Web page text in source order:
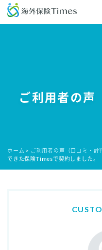
ご利用者の声
ホーム > ご利用者の声（口コミ・評
できた保険Timesで契約しました。